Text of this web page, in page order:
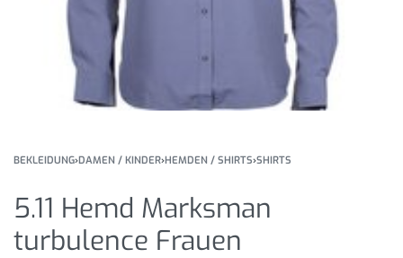
BEKLEIDUNG›DAMEN / KINDER›HEMDEN / SHIRTS›SHIRTS
5.11 Hemd Marksman
turbulence Frauen